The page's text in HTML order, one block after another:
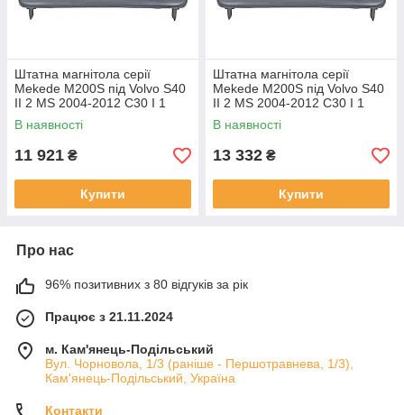
Штатна магнітола серії
Mekede M200S під Volvo S40
II 2 MS 2004-2012 C30 I 1
2006-2013 C70 II 2 2005-2013
(W1)
В наявності
11 921 ₴
Купити
Штатна магнітола серії
Mekede M200S під Volvo S40
II 2 MS 2004-2012 C30 I 1
2006-2013 C70 II 2 2005-2013
(W2)
В наявності
13 332 ₴
Купити
Про нас
96% позитивних з 80 відгуків за рік
Працює з 21.11.2024
м. Кам'янець-Подільський
Вул. Чорновола, 1/3 (раніше - Першотравнева, 1/3),
Кам'янець-Подільський, Україна
Контакти